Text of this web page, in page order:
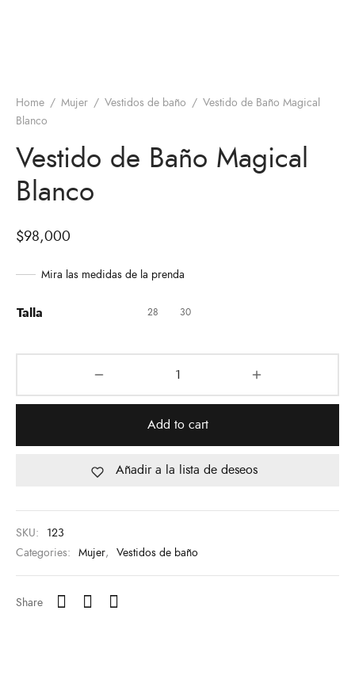
Home / Mujer / Vestidos de baño / Vestido de Baño Magical
Blanco
Vestido de Baño Magical
Blanco
$98,000
Mira las medidas de la prenda
Talla 28 30
Add to cart
Añadir a la lista de deseos
SKU: 123
Categories: Mujer, Vestidos de baño
Share